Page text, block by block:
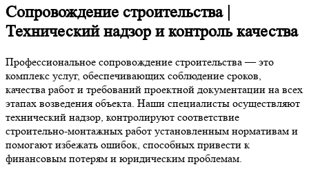
Сопровождение строительства |
Технический надзор и контроль качества
Профессиональное сопровождение строительства — это
комплекс услуг, обеспечивающих соблюдение сроков,
качества работ и требований проектной документации на всех
этапах возведения объекта. Наши специалисты осуществляют
технический надзор, контролируют соответствие
строительно-монтажных работ установленным нормативам и
помогают избежать ошибок, способных привести к
финансовым потерям и юридическим проблемам.